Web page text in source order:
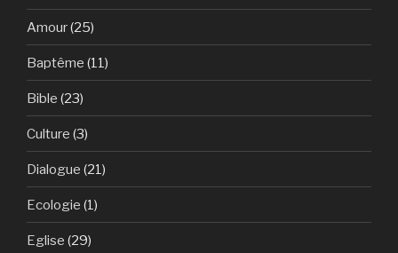
Amour(25)
Baptême (11)
Bible (23)
Culture (3)
Dialogue (21)
Ecologie (1)
Eglise (29)